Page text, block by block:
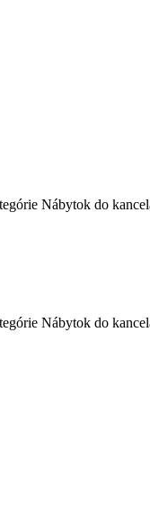
Nábytok do
Nábytok do